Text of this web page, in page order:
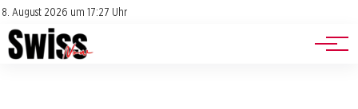
8. August 2026 um 17:27 Uhr
Impressum
Datenschutz
Jobs
Events